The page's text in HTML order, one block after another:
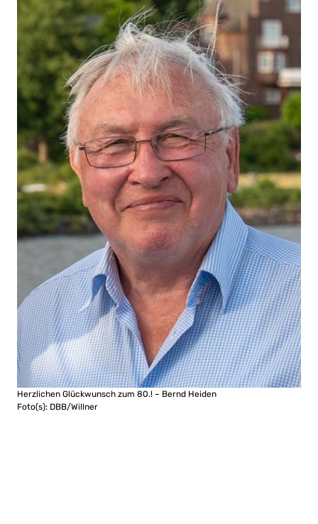
Herzlichen Glückwunsch zum 80.! – Bernd Heiden
Foto(s): DBB/Willner